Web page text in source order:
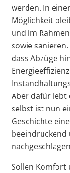
werden. In
Möglichkeit
und im
sowie
dass Abzüge
Aber dafür lebt
selbst ist nun
Geschichte
beeindruckend
Sollen Komfort